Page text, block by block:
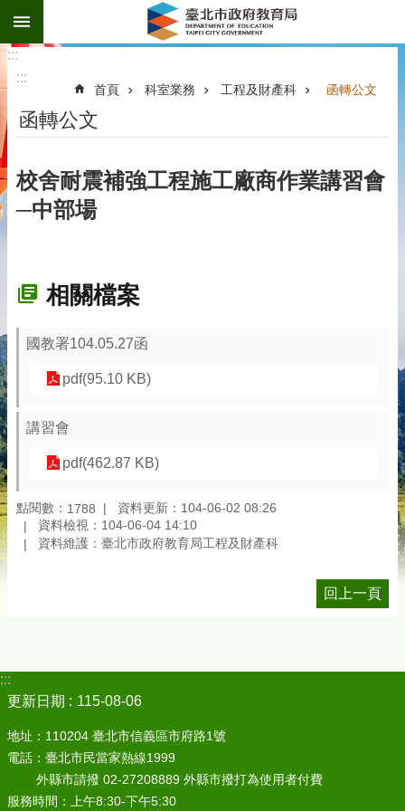
跳到主要內容區塊
:::
:::
首頁 科室業務 工程及財產科 函轉公文
函轉公文
校舍耐震補強工程施工廠商作業講習會
─中部場
相關檔案
國教署104.05.27函
pdf(95.10 KB)
講習會
pdf(462.87 KB)
點閱數： 1788
資料更新：104-06-02 08:26
資料檢視：104-06-04 14:10
資料維護：臺北市政府教育局工程及財產科
回上一頁
:::
更新日期
115-08-06
地址：110204 臺北市信義區市府路1號
電話：臺北市民當家熱線1999
外縣市請撥 02-27208889 外縣市撥打為使用者付費
服務時間：上午8:30-下午5:30